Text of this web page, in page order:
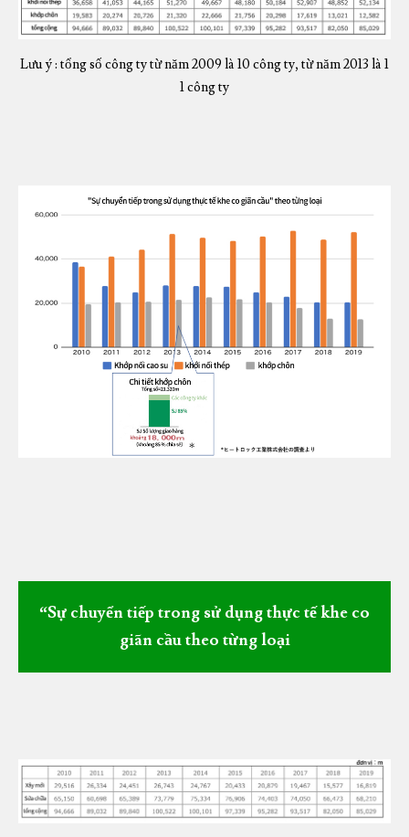
Lưu ý : tổng số công ty từ năm 2009 là 10 công ty, từ năm 2013 là 1
1 công ty
“Sự chuyển tiếp trong sử dụng thực tế khe co
giãn cầu theo từng loại